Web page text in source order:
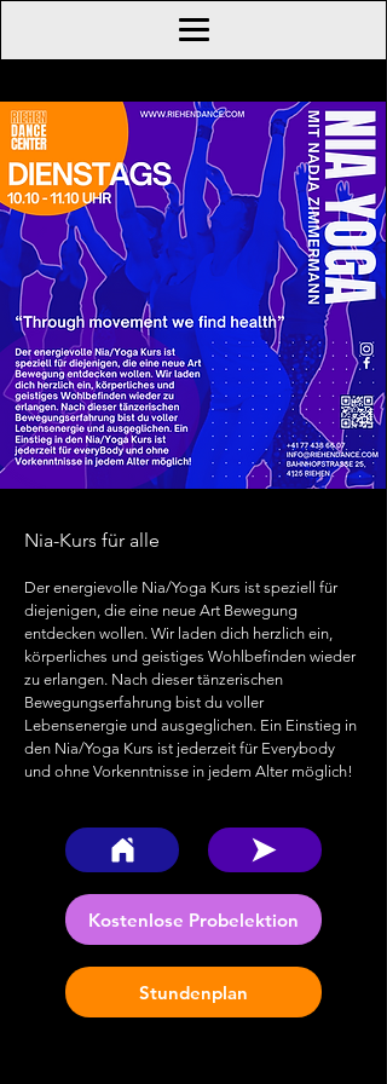
Nia-Kurs für alle
Der energievolle Nia/Yoga Kurs ist speziell für
diejenigen, die eine neue Art Bewegung
entdecken wollen. Wir laden dich herzlich ein,
körperliches und geistiges Wohlbefinden wieder
zu erlangen. Nach dieser tänzerischen
Bewegungserfahrung bist du voller
Lebensenergie und ausgeglichen. Ein Einstieg in
den Nia/Yoga Kurs ist jederzeit für Everybody
und ohne Vorkenntnisse in jedem Alter möglich!
Kostenlose Probelektion
Stundenplan